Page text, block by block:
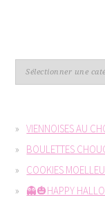
VIENNOISES AU
BOULETTES
COOKIES
👻🎃HAPPY